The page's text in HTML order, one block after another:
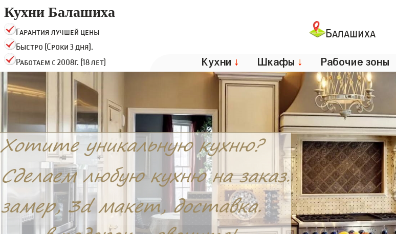
Кухни Балашиха
Гарантия лучшей цены
Быстро (Сроки 3 дня).
Работаем с 2008г. (18 лет)
Балашиха
Кухни ↓ Шкафы ↓ Рабочие зоны